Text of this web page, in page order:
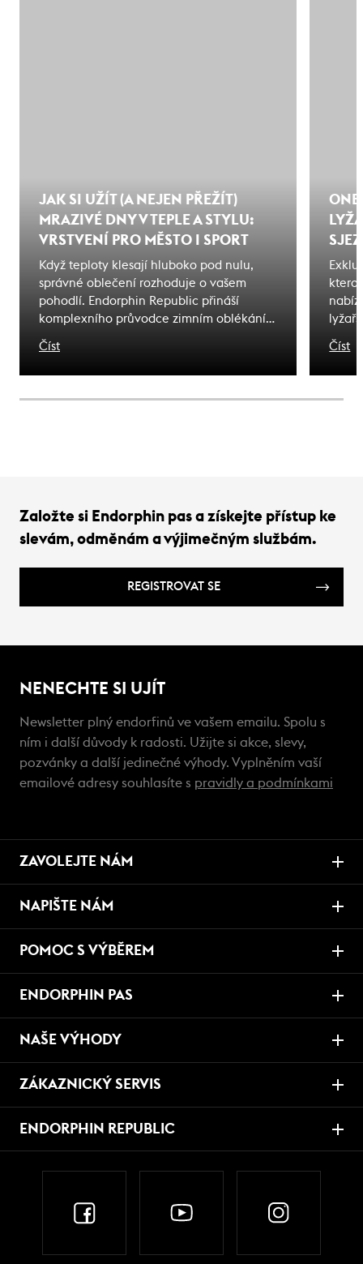
JAK SI UŽÍT (A NEJEN PŘEŽÍT)
MRAZIVÉ DNY V TEPLE A STYLU:
VRSTVENÍ PRO MĚSTO I SPORT
Když teploty klesají hluboko pod nulu,
správné oblečení rozhoduje o vašem
pohodlí. Endorphin Republic přináší
komplexního průvodce zimním oblékáním
pro mrazivé dny. Ať už čelíte zimě ve
městě nebo na horách, naši specialisté
vám poradí s výběrem ideálního
Číst
ONE
Číst
Založte si Endorphin pas a získejte přístup ke
slevám, odměnám a výjimečným službám.
REGISTROVAT SE
NENECHTE SI UJÍT
Newsletter plný endorfinů ve vašem emailu. Spolu s
ním i další důvody k radosti. Užijte si akce, slevy,
pozvánky a další jedinečné výhody. Vyplněním vaší
emailové adresy souhlasíte s pravidly a podmínkami
ZAVOLEJTE NÁM
NAPIŠTE NÁM
POMOC S VÝBĚREM
ENDORPHIN PAS
NAŠE VÝHODY
ZÁKAZNICKÝ SERVIS
ENDORPHIN REPUBLIC